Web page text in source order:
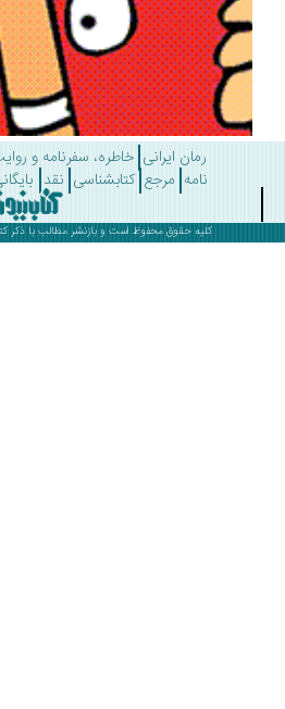
رمان ایرانی خاطره، سفرنامه و روایت
مرجع کتابشناسی نقد بایگانی
کلیه حقوق محفوظ است و بازنشر مطالب با ذکرکتاب نیوز و